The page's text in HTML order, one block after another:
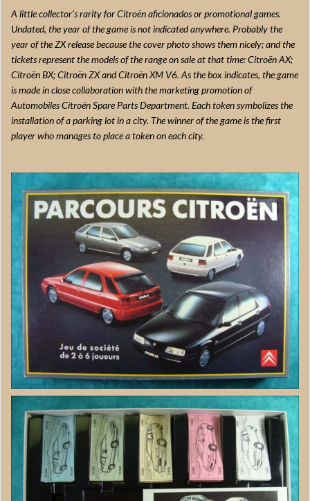
A little collector’s rarity for Citroën aficionados or promotional games.
Undated, the year of the game is not indicated anywhere. Probably the
year of the ZX release because the cover photo shows them nicely; and the
tickets represent the models of the range on sale at that time: Citroën AX;
Citroën BX; Citroën ZX and Citroën XM V6. As the box indicates, the game
is made in close collaboration with the marketing promotion of
Automobiles Citroën Spare Parts Department. Each token symbolizes the
installation of a parking lot in a city. The winner of the game is the first
player who manages to place a token on each city.